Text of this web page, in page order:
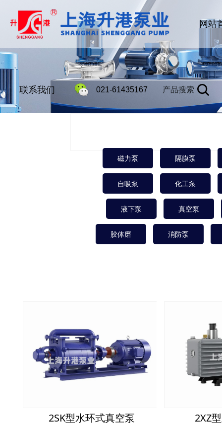
网站
联系我们 021-61435167 产品搜索
磁力泵 隔膜泵
自吸泵 化工泵
液下泵 真空泵
胶体磨 消防泵
2SK型水环式真空泵 2XZ